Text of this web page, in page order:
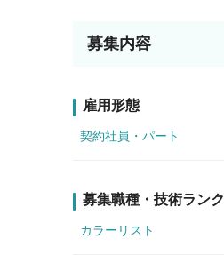
募集内容
雇用形態
契約社員・パート
募集職種・技術ランク
カラーリスト